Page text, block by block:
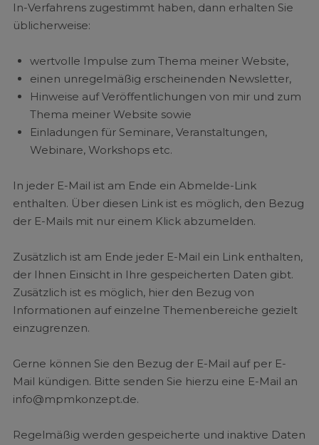
In-Verfahrens zugestimmt haben, dann erhalten Sie
üblicherweise:
wertvolle Impulse zum Thema meiner Website,
einen unregelmäßig erscheinenden Newsletter,
Hinweise auf Veröffentlichungen von mir und zum
Thema meiner Website sowie
Einladungen für Seminare, Veranstaltungen,
Webinare, Workshops etc.
In jeder E-Mail ist am Ende ein Abmelde-Link
enthalten. Über diesen Link ist es möglich, den Bezug
der E-Mails mit nur einem Klick abzumelden.
Zusätzlich ist am Ende jeder E-Mail ein Link enthalten,
der Ihnen Einsicht in Ihre gespeicherten Daten gibt.
Zusätzlich ist es möglich, hier den Bezug von
Informationen auf einzelne Themenbereiche gezielt
einzugrenzen.
Gerne können Sie den Bezug der E-Mail auf per E-
Mail kündigen. Bitte senden Sie hierzu eine E-Mail an
info@mpmkonzept.de.
Regelmäßig werden gespeicherte und inaktive Daten